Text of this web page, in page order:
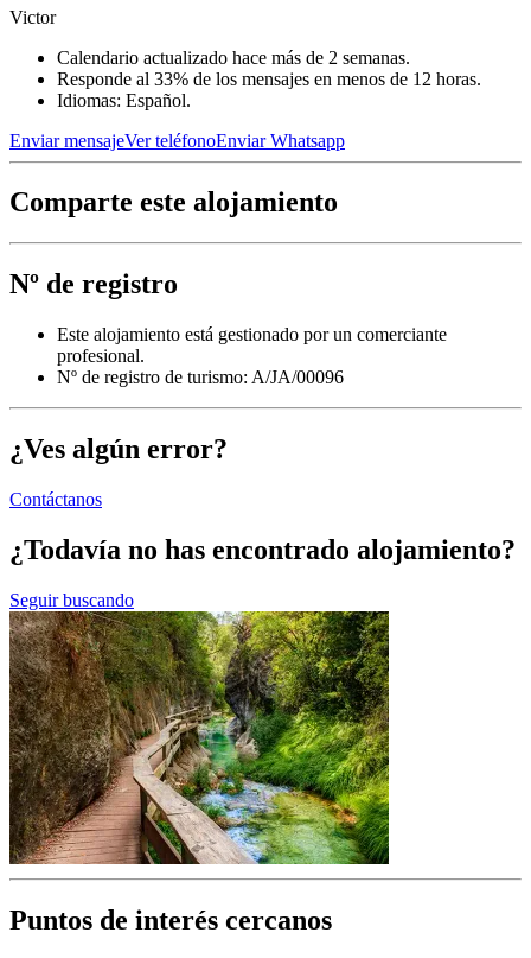
Victor
Calendario actualizado hace más de 2 semanas.
Responde al 33% de los mensajes en menos de 12 horas.
Idiomas: Español.
Enviar mensajeVer teléfonoEnviar Whatsapp
Comparte este alojamiento
Nº de registro
Este alojamiento está gestionado por un comerciante
profesional.
Nº de registro de turismo: A/JA/00096
¿Ves algún error?
Contáctanos
¿Todavía no has encontrado alojamiento?
Seguir buscando
Puntos de interés cercanos